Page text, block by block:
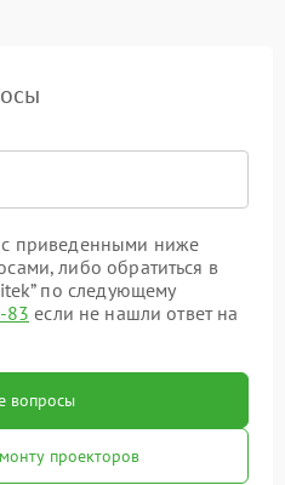
приведенными ниже
либо обратиться в
по следующему
83 если не нашли ответ на
вопросы
проекторов